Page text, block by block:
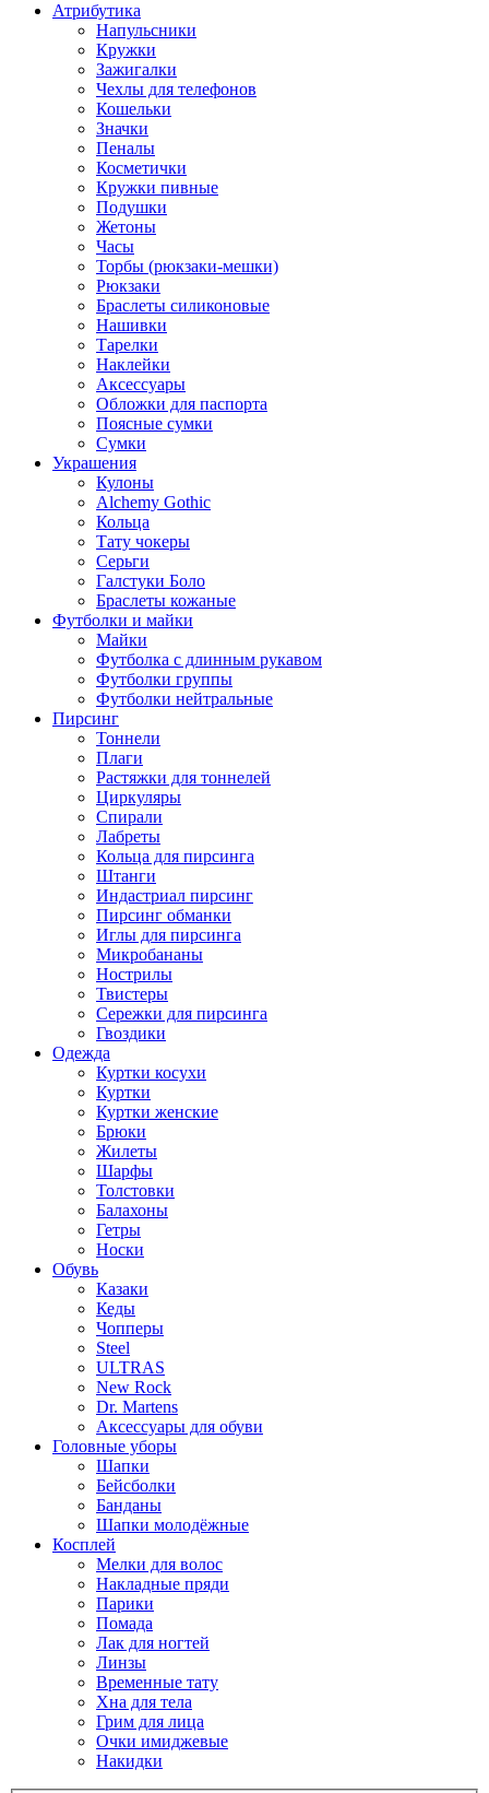
Атрибутика
Напульсники
Кружки
Зажигалки
Чехлы для телефонов
Кошельки
Значки
Пеналы
Косметички
Кружки пивные
Подушки
Жетоны
Часы
Торбы (рюкзаки-мешки)
Рюкзаки
Браслеты силиконовые
Нашивки
Тарелки
Наклейки
Аксессуары
Обложки для паспорта
Поясные сумки
Сумки
Украшения
Кулоны
Alchemy Gothic
Кольца
Тату чокеры
Серьги
Галстуки Боло
Браслеты кожаные
Футболки и майки
Майки
Футболка с длинным рукавом
Футболки группы
Футболки нейтральные
Пирсинг
Тоннели
Плаги
Растяжки для тоннелей
Циркуляры
Спирали
Лабреты
Кольца для пирсинга
Штанги
Индастриал пирсинг
Пирсинг обманки
Иглы для пирсинга
Микробананы
Нострилы
Твистеры
Сережки для пирсинга
Гвоздики
Одежда
Куртки косухи
Куртки
Куртки женские
Брюки
Жилеты
Шарфы
Толстовки
Балахоны
Гетры
Носки
Обувь
Казаки
Кеды
Чопперы
Steel
ULTRAS
New Rock
Dr. Martens
Аксессуары для обуви
Головные уборы
Шапки
Бейсболки
Банданы
Шапки молодёжные
Косплей
Мелки для волос
Накладные пряди
Парики
Помада
Лак для ногтей
Линзы
Временные тату
Хна для тела
Грим для лица
Очки имиджевые
Накидки